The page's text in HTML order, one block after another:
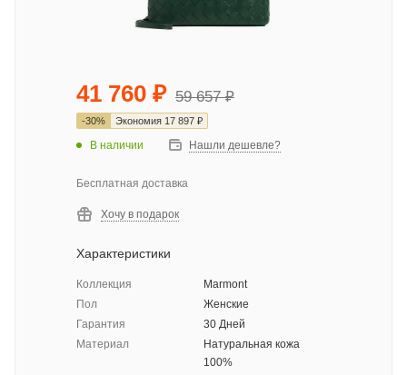
41 760 ₽ 59 657₽
-30% Экономия 17 897 ₽
В наличии Нашли дешевле?
Бесплатная доставка
Хочу в подарок
Характеристики
Коллекция
Marmont
Пол
Женские
Гарантия
30 Дней
Материал
Натуральная кожа
100%